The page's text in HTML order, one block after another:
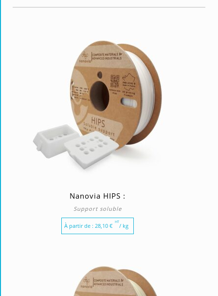
Nanovia HIPS :
Support soluble
À partir de : 28,10 €
HT
/ kg